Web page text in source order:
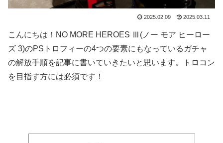
2025.02.09 2025.03.11
こんにちは！NO MORE HEROES Ⅲ(ノー モア ヒーロー
ズ 3)のPSトロフィーの4つの要素にもなっているガチャ
の解放手順を記事に書いていきたいと思います。トロコン
を目指す方には必須です！